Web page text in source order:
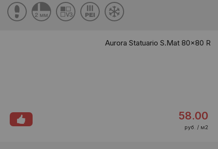
Aurora Statuario S.Mat 80x80 R
58.00
руб. / м2